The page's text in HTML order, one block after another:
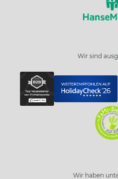
Wir sind
Wir haben